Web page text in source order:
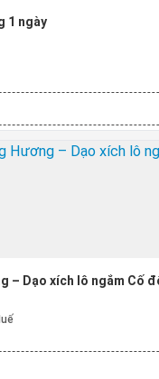
1 ngày
– Dạo xích lô ngắm Cố